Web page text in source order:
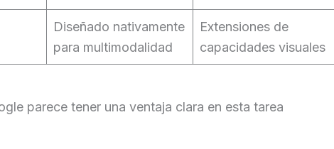
Diseñado nativamente
para multimodalidad
Extensiones de
capacidades visuales
parece tener una ventaja clara en esta tarea